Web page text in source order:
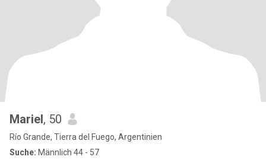
Mariel, 50
Río Grande, Tierra del Fuego, Argentinien
Suche: Männlich 44 - 57